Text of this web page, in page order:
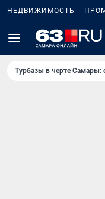
НЕДВИЖИМОСТЬ
Турбазы в черте Самары: